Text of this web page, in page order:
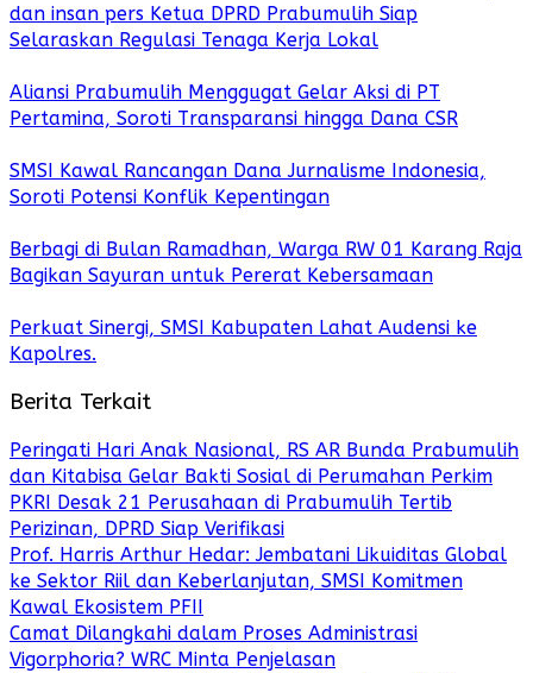
dan insan pers Ketua DPRD Prabumulih Siap
Selaraskan Regulasi Tenaga Kerja Lokal
Aliansi Prabumulih Menggugat Gelar Aksi di PT
Pertamina, Soroti Transparansi hingga Dana CSR
SMSI Kawal Rancangan Dana Jurnalisme Indonesia,
Soroti Potensi Konflik Kepentingan
Berbagi di Bulan Ramadhan, Warga RW 01 Karang Raja
Bagikan Sayuran untuk Pererat Kebersamaan
Perkuat Sinergi, SMSI Kabupaten Lahat Audensi ke
Kapolres.
Berita Terkait
Peringati Hari Anak Nasional, RS AR Bunda Prabumulih
dan Kitabisa Gelar Bakti Sosial di Perumahan Perkim
PKRI Desak 21 Perusahaan di Prabumulih Tertib
Perizinan, DPRD Siap Verifikasi
Prof. Harris Arthur Hedar: Jembatani Likuiditas Global
ke Sektor Riil dan Keberlanjutan, SMSI Komitmen
Kawal Ekosistem PFII
Camat Dilangkahi dalam Proses Administrasi
Vigorphoria? WRC Minta Penjelasan